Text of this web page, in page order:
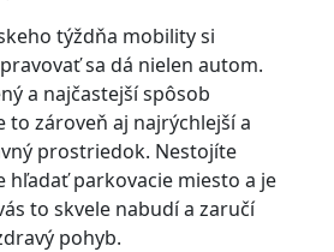
týždňa mobility si
sa dá nielen autom.
a najčastejší spôsob
to zároveň aj najrýchlejší a
prostriedok. Nestojíte
hľadať parkovacie miesto a je
to skvele nabudí a zaručí
pohyb.